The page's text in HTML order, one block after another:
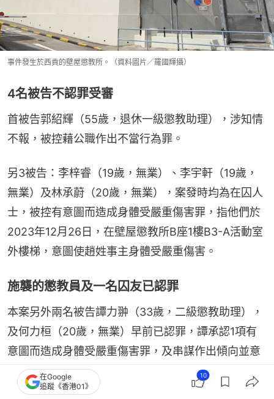
事件發生於西貢的壁屋懲教所。（資料圖片／羅國輝攝）
4名被告不認罪受審
首被告郭紹輝（55歲，退休一級懲教助理），涉知情
不報，被控藉公職作出不當行為罪。
另3被告：李梓睿（19歲，無業）、李宇軒（19歲，
無業）及林承蔚（20歲，無業），案發時均為在囚人
士，被控有意圖而造成身體受嚴重傷害罪，指他們於
2023年12月26日，在壁屋懲教所B座1樓B3-A活動室
外樓梯，意圖使趙姓事主身體受嚴重傷害。
施襲的懲教員及一名囚友已認罪
本案另外兩名被告譚力翀（33歲，二級懲教助理），
及何力桓（20歲，無業）早前已認罪，譚承認1項有
意圖而造成身體受嚴重傷害罪，及串謀作出傾向並意
圖妨礙司法公正的作為罪，何則認一項蓄意傷人罪。
在Google
追蹤《香港01》
10